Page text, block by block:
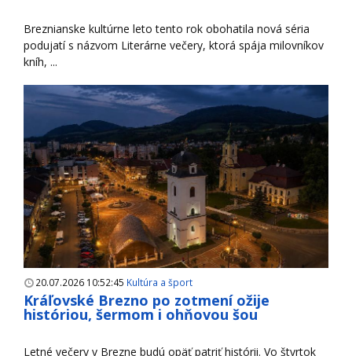
Breznianske kultúrne leto tento rok obohatila nová séria
podujatí s názvom Literárne večery, ktorá spája milovníkov
kníh, ...
20.07.2026 10:52:45 Kultúra a šport
Kráľovské Brezno po zotmení ožije
históriou, šermom i ohňovou šou
Letné večery v Brezne budú opäť patriť histórii. Vo štvrtok